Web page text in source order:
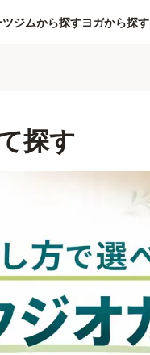
ツジムから探すヨガから探す
探す